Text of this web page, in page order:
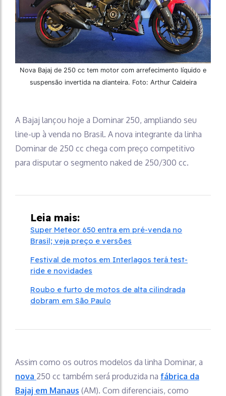
Nova Bajaj de 250 cc tem motor com arrefecimento líquido e
suspensão invertida na dianteira. Foto: Arthur Caldeira
A Bajaj lançou hoje a Dominar 250, ampliando seu
line-up à venda no Brasil. A nova integrante da linha
Dominar de 250 cc chega com preço competitivo
para disputar o segmento naked de 250/300 cc.
Leia mais:
Super Meteor 650 entra em pré-venda no
Brasil; veja preço e versões
Festival de motos em Interlagos terá test-
ride e novidades
Roubo e furto de motos de alta cilindrada
dobram em São Paulo
Assim como os outros modelos da linha Dominar, a
nova 250 cc também será produzida na fábrica da
Bajaj em Manaus (AM). Com diferenciais, como